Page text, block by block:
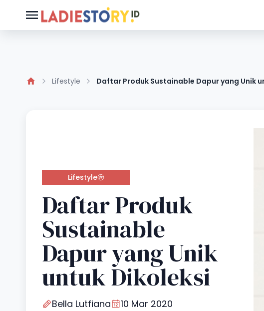
Lifestyle Daftar Produk Sustainable Dapur yang Unik
Lifestyle
Daftar Produk
Sustainable
Dapur yang Unik
untuk Dikoleksi
Bella Lutfiana 10 Mar 2020